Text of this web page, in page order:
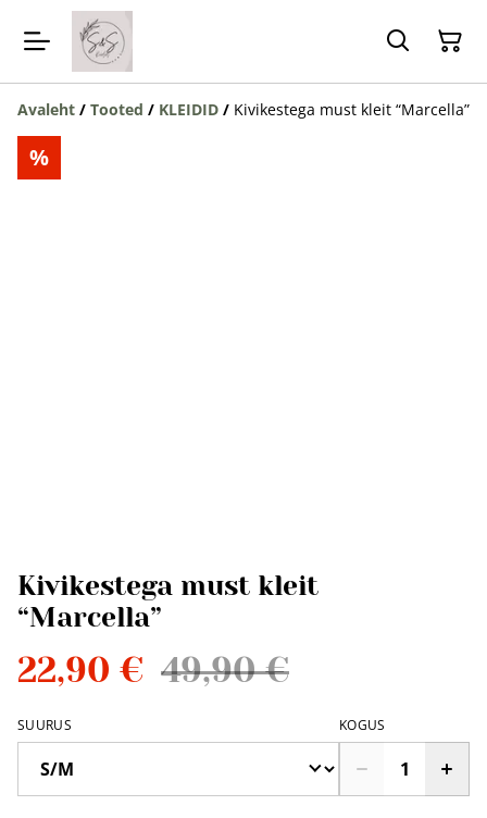
Avaleht / Tooted / KLEIDID / Kivikestega must kleit “Marcella”
%
Kivikestega must kleit
“Marcella”
22,90 € 49,90 €
SUURUS KOGUS